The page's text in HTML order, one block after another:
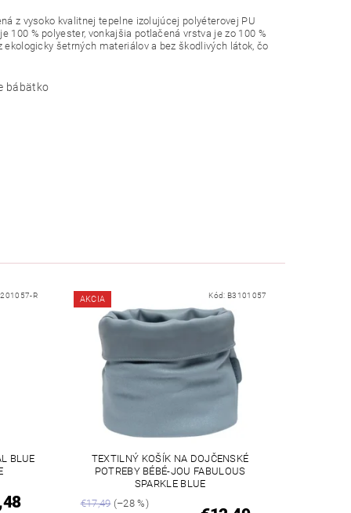
z vysoko kvalitnej tepelne izolujúcej polyéterovej PU
100 % polyester, vonkajšia potlačená vrstva je zo 100 %
ekologicky šetrných materiálov a bez škodlivých látok, čo
bábätko
R
BLUE
AKCIA Kód: B3101057
TEXTILNÝ KOŠÍK NA DOJČENSKÉ
POTREBY BÉBÉ-JOU FABULOUS
SPARKLE BLUE
€17,49(–28 %)